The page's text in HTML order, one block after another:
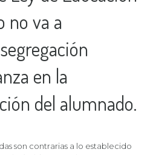
no va a
en la
del alumnado.
son contrarias a lo establecido